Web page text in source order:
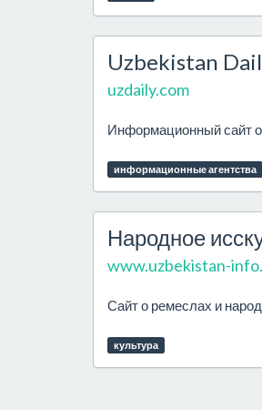
Uzbekistan
uzdaily.com
Информационный сайт
информационные агентства
Народное
www.uzbekistan-
Сайт о ремеслах и
культура